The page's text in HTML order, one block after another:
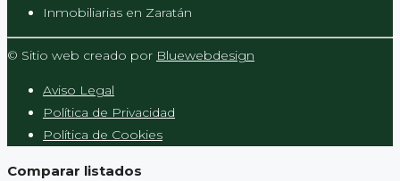
Inmobiliarias en Zaratán
© Sitio web creado por Bluewebdesign
Aviso Legal
Política de Privacidad
Política de Cookies
Comparar listados